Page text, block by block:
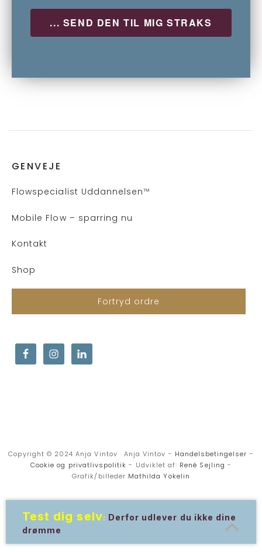
GENVEJE
Flowspecialist Uddannelsen™
Mobile Flow – sparring nu
Kontakt
Shop
Fortryd ordre
Copyright © 2024 Anja Vintov · Anja Vintov - Handelsbetingelser -
Cookie og privatlivspolitik - Udviklet af: René Sejling -
Grafik/billeder Mathilda Yokelin
Test dig selv: Derfor udlever du ikke dine
drømme